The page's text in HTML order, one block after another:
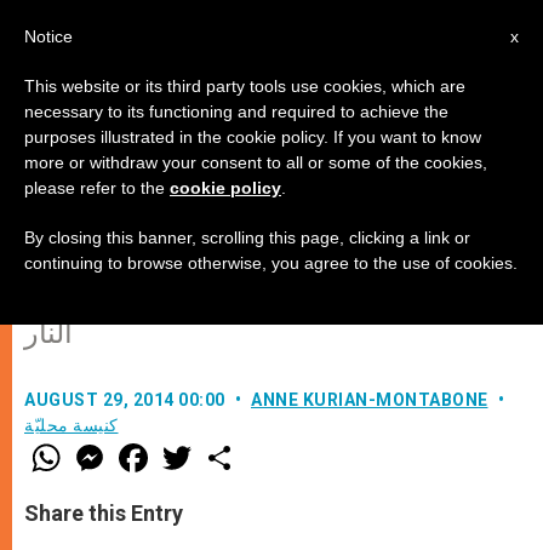
الأراضي المقدسة تسعد باستقبال
حجاجها من جديد!
النار
AUGUST 29, 2014 00:00
ANNE KURIAN-MONTABONE
كنيسة محليّة
W
h
t
s
M
e
s
e
F
a
e
b
w
Share this Entry
x
Notice
This website or its third party tools use cookies, which are
necessary to its functioning and required to achieve the
purposes illustrated in the cookie policy. If you want to know
more or withdraw your consent to all or some of the cookies,
please refer to the cookie policy
By closing this banner, scrolling this page, clicking a link or
continuing to browse otherwise, you agree to the use of cookies.